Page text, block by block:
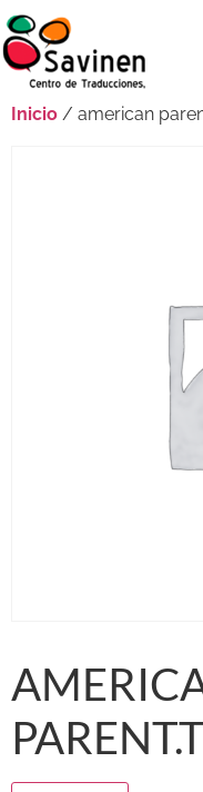
Inicio / american